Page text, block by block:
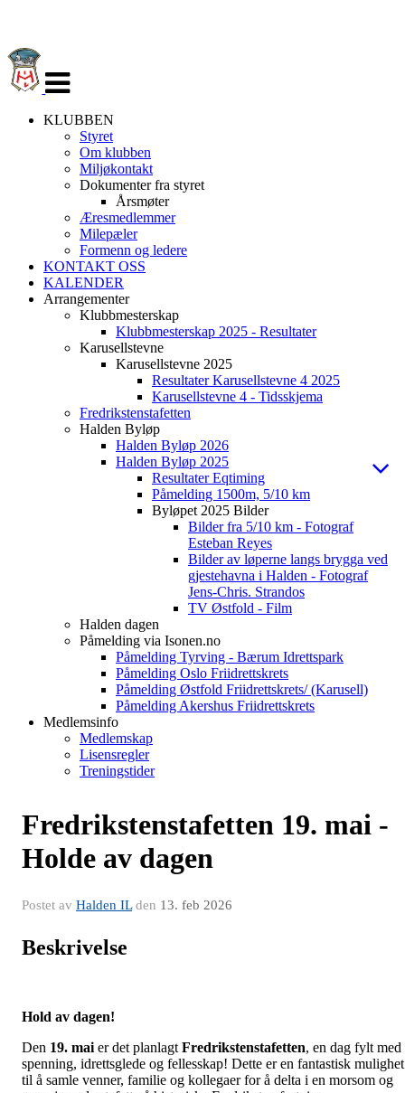
navigasjon
KLUBBEN
Styret
Om klubben
Miljøkontakt
Dokumenter fra styret
Årsmøter
Æresmedlemmer
Milepæler
Formenn og ledere
KONTAKT OSS
KALENDER
Arrangementer
Klubbmesterskap
Klubbmesterskap 2025 - Resultater
Karusellstevne
Karusellstevne 2025
Resultater Karusellstevne 4 2025
Karusellstevne 4 - Tidsskjema
Fredrikstenstafetten
Halden Byløp
Halden Byløp 2026
Halden Byløp 2025
Resultater Eqtiming
Påmelding 1500m, 5/10 km
Byløpet 2025 Bilder
Bilder fra 5/10 km - Fotograf
Esteban Reyes
Bilder av løperne langs brygga ved
gjestehavna i Halden - Fotograf
Jens-Chris. Strandos
TV Østfold - Film
Halden dagen
Påmelding via Isonen.no
Påmelding Tyrving - Bærum Idrettspark
Påmelding Oslo Friidrettskrets
Påmelding Østfold Friidrettskrets/ (Karusell)
Påmelding Akershus Friidrettskrets
Medlemsinfo
Medlemskap
Lisensregler
Treningstider
Fredrikstenstafetten 19. mai -
Holde av dagen
Postet av Halden ILden 13. feb 2026
Beskrivelse
Hold av dagen!
Den 19. mai er det planlagt Fredrikstenstafetten, en dag fylt med
spenning, idrettsglede og fellesskap! Dette er en fantastisk mulighet
til å samle venner, familie og kollegaer for å delta i en morsom og